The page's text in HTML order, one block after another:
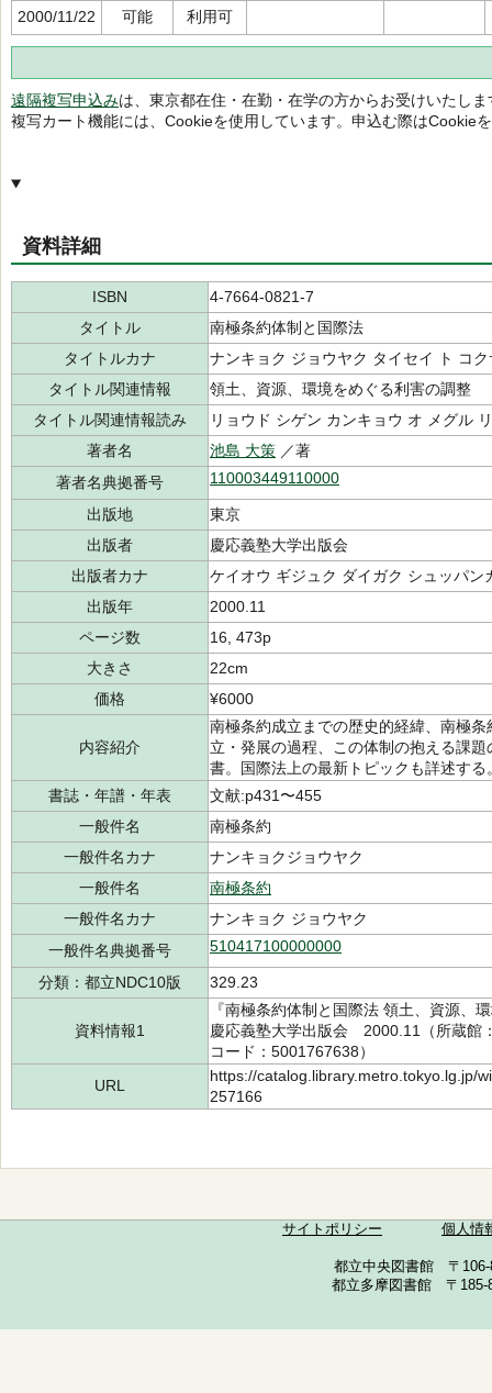
2000/11/22
可能 利用可
遠隔複写申込みは、東京都在住・在勤・在学の方からお受けいたしま
複写カート機能には、Cookieを使用しています。申込む際はCookie
資料詳細
ISBN
4-7664-0821-7
タイトル
南極条約体制と国際法
タイトルカナ
ナンキョク ジョウヤク タイセイ ト コ
タイトル関連情報
領土、資源、環境をめぐる利害の調整
タイトル関連情報読み
リョウド シゲン カンキョウ オ メグル
著者名
池島 大策 ／著
著者名典拠番号
110003449110000
出版地
東京
出版者
慶応義塾大学出版会
出版者カナ
ケイオウ ギジュク ダイガク シュッパン
出版年
2000.11
ページ数
16, 473p
大きさ
22cm
価格
¥6000
内容紹介
南極条約成立までの歴史的経緯、南極
立・発展の過程、この体制の抱える課
書。国際法上の最新トピックも詳述する
書誌・年譜・年表
文献:p431〜455
一般件名
南極条約
一般件名カナ
ナンキョクジョウヤク
一般件名
南極条約
一般件名カナ
ナンキョク ジョウヤク
一般件名典拠番号
510417100000000
分類：都立NDC10版 329.23
資料情報1
『南極条約体制と国際法 領土、資源
慶応義塾大学出版会 2000.11（所蔵
コード：5001767638）
URL
https://catalog.library.metro.tokyo.lg.jp/
257166
サイトポリシー 個人情
都立中央図書館 〒
都立多摩図書館 〒185-